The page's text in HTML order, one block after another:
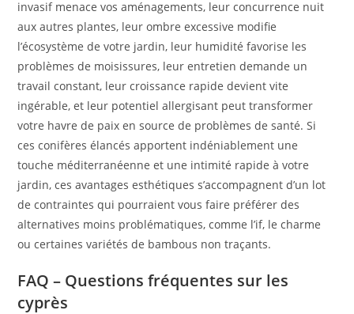
invasif menace vos aménagements, leur concurrence nuit
aux autres plantes, leur ombre excessive modifie
l’écosystème de votre jardin, leur humidité favorise les
problèmes de moisissures, leur entretien demande un
travail constant, leur croissance rapide devient vite
ingérable, et leur potentiel allergisant peut transformer
votre havre de paix en source de problèmes de santé. Si
ces conifères élancés apportent indéniablement une
touche méditerranéenne et une intimité rapide à votre
jardin, ces avantages esthétiques s’accompagnent d’un lot
de contraintes qui pourraient vous faire préférer des
alternatives moins problématiques, comme l’if, le charme
ou certaines variétés de bambous non traçants.
FAQ – Questions fréquentes sur les
cyprès